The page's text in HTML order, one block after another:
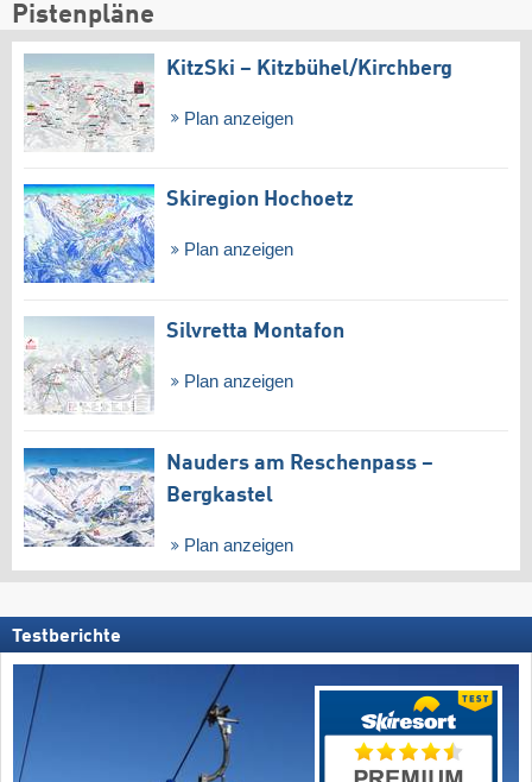
Pistenpläne
KitzSki – Kitzbühel/​Kirchberg
Plan anzeigen
Skiregion Hochoetz
Plan anzeigen
Silvretta Montafon
Plan anzeigen
Nauders am Reschenpass –
Bergkastel
Plan anzeigen
Testberichte